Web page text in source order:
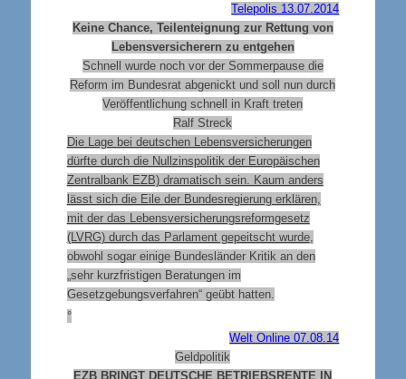
Telepolis 13.07.2014
Keine Chance, Teilenteignung zur Rettung von
Lebensversicherern zu entgehen
Schnell wurde noch vor der Sommerpause die
Reform im Bundesrat abgenickt und soll nun durch
Veröffentlichung schnell in Kraft treten
Ralf Streck
Die Lage bei deutschen Lebensversicherungen
dürfte durch die Nullzinspolitik der Europäischen
Zentralbank EZB) dramatisch sein. Kaum anders
lässt sich die Eile der Bundesregierung erklären,
mit der das Lebensversicherungsreformgesetz
(LVRG) durch das Parlament gepeitscht wurde,
obwohl sogar einige Bundesländer Kritik an den
„sehr kurzfristigen Beratungen im
Gesetzgebungsverfahren“ geübt hatten.
°
Welt Online 07.08.14
Geldpolitik
EZB BRINGT DEUTSCHE BETRIEBSRENTE IN